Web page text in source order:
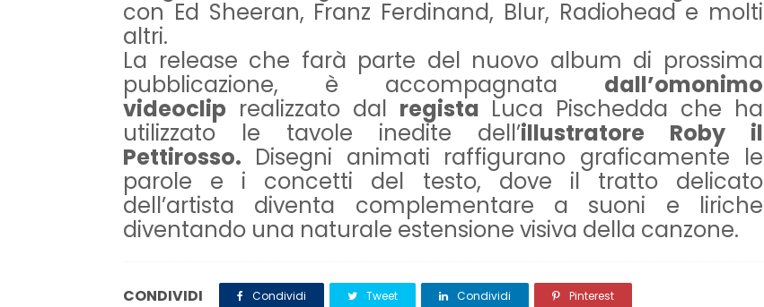
con Ed Sheeran, Franz Ferdinand, Blur, Radiohead e molti
altri.
La release che farà parte del nuovo album di prossima
pubblicazione, è accompagnata dall’omonimo
videoclip realizzato dal regista Luca Pischedda che ha
utilizzato le tavole inedite dell’illustratore Roby il
Pettirosso. Disegni animati raffigurano graficamente le
parole e i concetti del testo, dove il tratto delicato
dell’artista diventa complementare a suoni e liriche
diventando una naturale estensione visiva della canzone.
CONDIVIDI Condividi Tweet Condividi Pinterest